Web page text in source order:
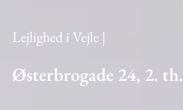
Lejlighed i Vejle |
Østerbrogade 24, 2. th.